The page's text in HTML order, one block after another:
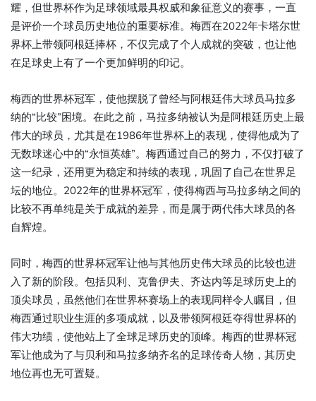
耀，但世界杯作为足球领域最具权威和象征意义的赛事，一直
是评价一个球员历史地位的重要标准。梅西在2022年卡塔尔世
界杯上带领阿根廷捧杯，不仅完成了个人成就的突破，也让他
在足球史上有了一个更加鲜明的印记。
梅西的世界杯冠军，使他摆脱了曾经与阿根廷伟大球员马拉多
纳的“比较”困境。在此之前，马拉多纳被认为是阿根廷历史上最
伟大的球员，尤其是在1986年世界杯上的表现，使得他成为了
无数球迷心中的“永恒英雄”。梅西通过自己的努力，不仅打破了
这一纪录，还用更为稳定和持续的表现，巩固了自己在世界足
坛的地位。2022年的世界杯冠军，使得梅西与马拉多纳之间的
比较不再单纯是关于成就的差异，而是属于两代伟大球员的各
自辉煌。
同时，梅西的世界杯冠军让他与其他历史伟大球员的比较也进
入了新的阶段。包括贝利、克鲁伊夫、齐达内等足球历史上的
顶尖球员，虽然他们在世界杯赛场上的表现同样令人瞩目，但
梅西通过职业生涯的多项成就，以及带领阿根廷夺得世界杯的
伟大功绩，使他站上了全球足球历史的顶峰。梅西的世界杯冠
军让他成为了与贝利和马拉多纳齐名的足球传奇人物，其历史
地位再也无可置疑。